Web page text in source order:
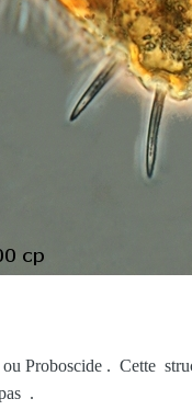
. Cette
.